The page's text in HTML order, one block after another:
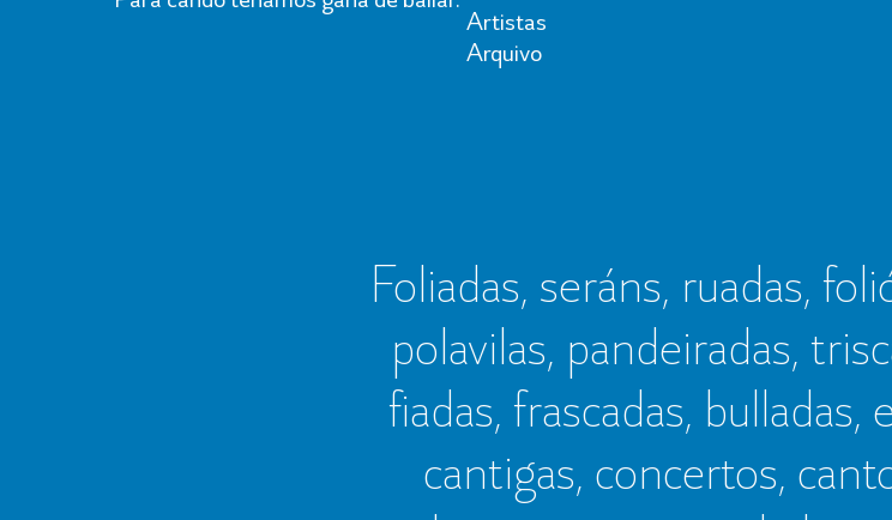
Artistas
Arquivo
Foliadas, seráns, ruadas,
polavilas, pandeiradas,
fiadas, frascadas, bulladas,
cantigas, concertos,